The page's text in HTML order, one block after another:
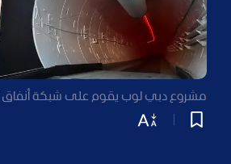
مشروع دبي لوب يقوم على شبكة أنفاق